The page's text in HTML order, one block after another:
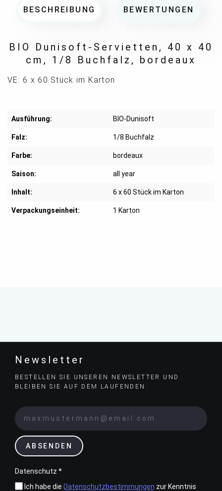
BESCHREIBUNG BEWERTUNGEN
BIO Dunisoft-Servietten, 40 x 40
cm, 1/8 Buchfalz, bordeaux
VE: 6 x 60 Stück im Karton
Ausführung: BIO-Dunisoft
Falz: 1/8 Buchfalz
Farbe: bordeaux
Saison: all year
Inhalt: 6 x 60 Stück im Karton
Verpackungseinheit: 1 Karton
Newsletter
BESTELLEN SIE UNSEREN NEWSLETTER UND
BLEIBEN SIE AUF DEM LAUFENDEN.
ABSENDEN
Datenschutz *
Ich habe die Datenschutzbestimmungen zur Kenntnis